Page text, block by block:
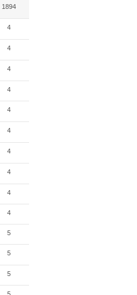
1894
4
4
4
4
4
4
4
4
4
4
5
5
5